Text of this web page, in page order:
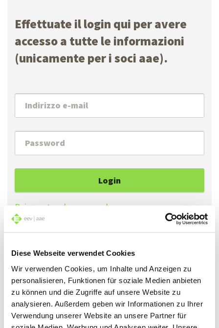
Diese Webseite verwendet Cookies
Wir verwenden Cookies, um Inhalte und Anzeigen zu
personalisieren, Funktionen für soziale Medien anbieten
zu können und die Zugriffe auf unsere Website zu
analysieren. Außerdem geben wir Informationen zu Ihrer
Verwendung unserer Website an unsere Partner für
Effettuate il login qui per avere
accesso a tutte le informazioni
(unicamente per i soci aae).
Login
Reimpostare la password
una nuova cliccando su «Reimpostare la password».
Se accede al sito per la prima volta, può generare
una password cliccando su «Reimpostare la
password».